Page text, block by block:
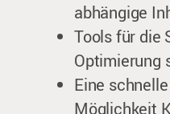
abhängige
Tools für die
Optimierung
Eine
Möglichkeit